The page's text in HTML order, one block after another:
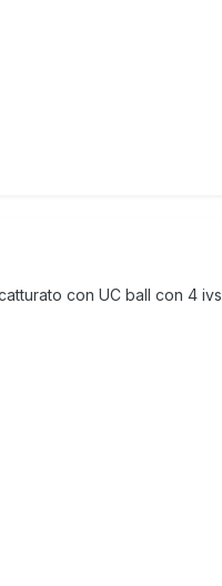
con UC ball con 4 ivs